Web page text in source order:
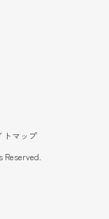
トマップ
Reserved.